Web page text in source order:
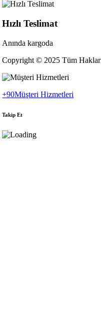
Hızlı Teslimat
Anında kargoda
Copyright © 2025 Tüm Hakları
+90Müşteri Hizmetleri
Takip Et